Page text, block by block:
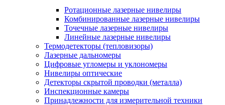
Ротационные лазерные нивелиры
Комбинированные лазерные нивелиры
Точечные лазерные нивелиры
Линейные лазерные нивелиры
Термодетекторы (тепловизоры)
Лазерные дальномеры
Цифровые угломеры и уклономеры
Нивелиры оптические
Детекторы скрытой проводки (металла)
Инспекционные камеры
Принадлежности для измерительной техники